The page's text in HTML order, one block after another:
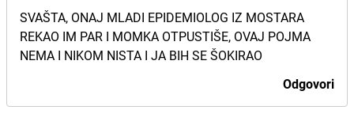
SVAŠTA, ONAJ MLADI EPIDEMIOLOG IZ MOSTARA
REKAO IM PAR I MOMKA OTPUSTIŠE, OVAJ POJMA
NEMA I NIKOM NISTA I JA BIH SE ŠOKIRAO
Odgovori